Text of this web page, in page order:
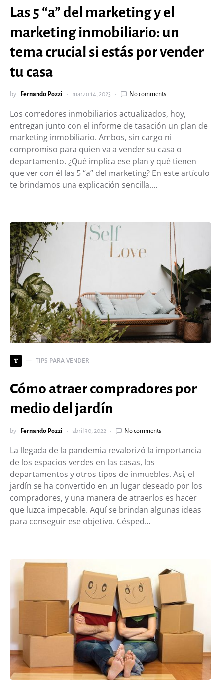
Las 5 “a” del marketing y el
marketing inmobiliario: un
tema crucial si estás por vender
tu casa
by Fernando Pozzi marzo 14, 2023 No comments
Los corredores inmobiliarios actualizados, hoy,
entregan junto con el informe de tasación un plan de
marketing inmobiliario. Ambos, sin cargo ni
compromiso para quien va a vender su casa o
departamento. ¿Qué implica ese plan y qué tienen
que ver con él las 5 “a” del marketing? En este artículo
te brindamos una explicación sencilla.…
T TIPS PARA VENDER
Cómo atraer compradores por
medio del jardín
by Fernando Pozzi abril 30, 2022 No comments
La llegada de la pandemia revalorizó la importancia
de los espacios verdes en las casas, los
departamentos y otros tipos de inmuebles. Así, el
jardín se ha convertido en un lugar deseado por los
compradores, y una manera de atraerlos es hacer
que luzca impecable. Aquí se brindan algunas ideas
para conseguir ese objetivo. Césped…